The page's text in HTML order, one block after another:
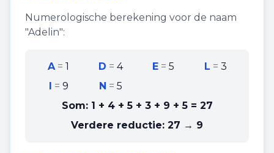
Numerologische berekening voor de naam
"Adelin":
A=1 D =4 E= 5 L = 3
I = 9 N =5
Som: 1 + 4 + 5 + 3 + 9 + 5= 27
Verdere reductie: 27 → 9